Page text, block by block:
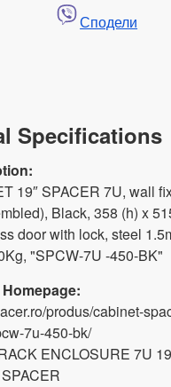
Сподели
Specifications
19″ SPACER 7U, wall
Black, 358 (h) x
door with lock, steel
"SPCW-7U -450-BK"
produs/cabinet-
7u-450-bk/
ENCLOSURE 7U